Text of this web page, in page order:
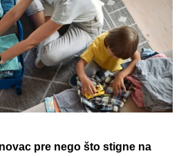
pre nego što stigne na